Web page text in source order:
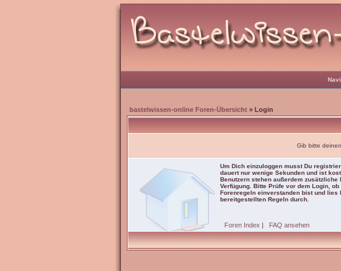
bastelwissen-online Foren-Übersicht » Login
Gib bitte
Um Dich einzuloggen musst Du
dauert nur wenige Sekunden und ist
Benutzern stehen außerdem zusätzliche
Verfügung. Bitte Prüfe vor dem Login,
Forenregeln einverstanden bist und lies
bereitgestellten Regeln durch.
Foren Index | FAQ ansehen